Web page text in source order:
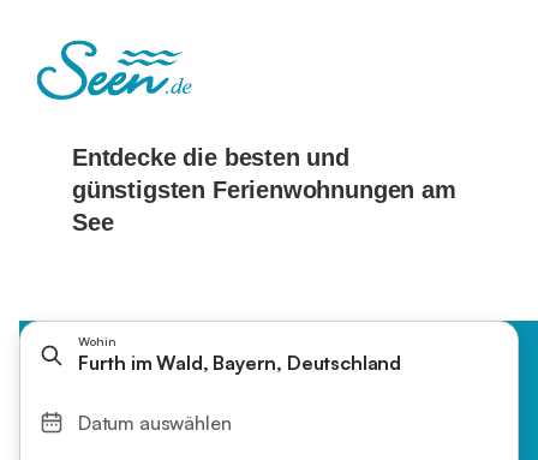
Wohin
Furth im Wald, Bayern, Deutschland
Datum auswählen